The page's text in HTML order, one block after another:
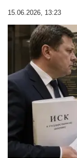
15.06.2026, 13:23